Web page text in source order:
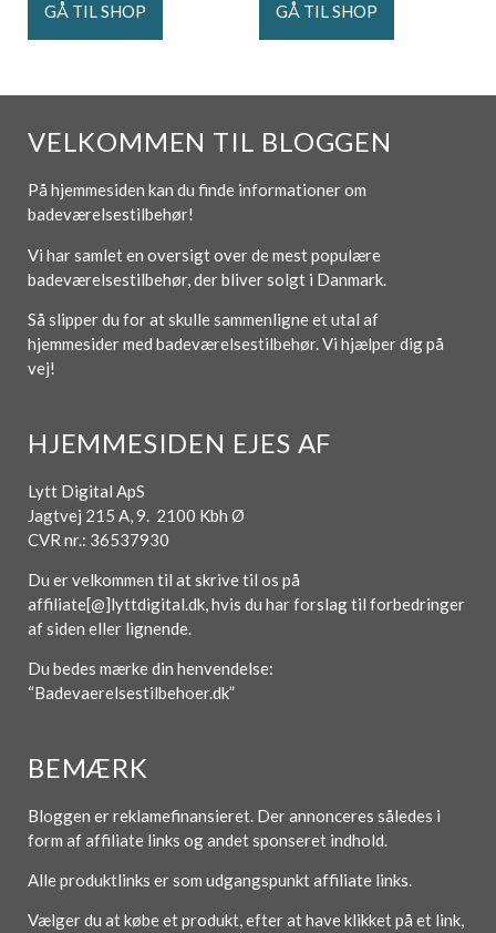
GÅ TIL SHOP GÅ TIL SHOP
VELKOMMEN TIL BLOGGEN
På hjemmesiden kan du finde informationer om
badeværelsestilbehør!
Vi har samlet en oversigt over de mest populære
badeværelsestilbehør, der bliver solgt i Danmark.
Så slipper du for at skulle sammenligne et utal af
hjemmesider med badeværelsestilbehør. Vi hjælper dig på
vej!
HJEMMESIDEN EJES AF
Lytt Digital ApS
Jagtvej 215 A, 9. 2100 Kbh Ø
CVR nr.: 36537930
Du er velkommen til at skrive til os på
affiliate[@]lyttdigital.dk, hvis du har forslag til forbedringer
af siden eller lignende.
Du bedes mærke din henvendelse:
“Badevaerelsestilbehoer.dk”
BEMÆRK
Bloggen er reklamefinansieret. Der annonceres således i
form af affiliate links og andet sponseret indhold.
Alle produktlinks er som udgangspunkt affiliate links.
Vælger du at købe et produkt, efter at have klikket på et link,